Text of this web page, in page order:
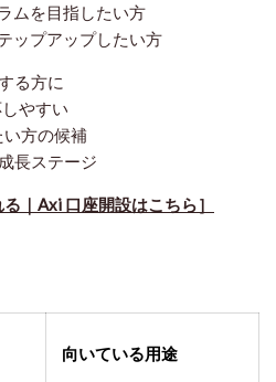
ムを目指したい方
ップアップしたい方
る方に
やすい
い方の候補
長ステージ
｜Axi 口座開設はこちら］
向いている用途